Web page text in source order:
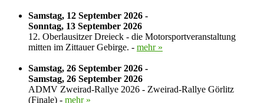
Samstag, 12 September 2026 -
Sonntag, 13 September 2026
12. Oberlausitzer Dreieck - die Motorsportveranstaltung
mitten im Zittauer Gebirge. - mehr »
Samstag, 26 September 2026 -
Samstag, 26 September 2026
ADMV Zweirad-Rallye 2026 - Zweirad-Rallye Görlitz
(Finale) - mehr »